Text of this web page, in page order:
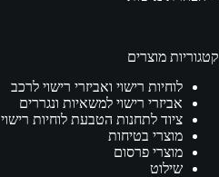
קטגוריות מוצרים
לוחיות רישוי ואביזרי רישוי לרכב
אביזרי רישוי למשאיות ונגררים
ציוד לתחנות הטבעת לוחיות רישוי
מוצרי בטיחות
מוצרי פרסום
שילוט